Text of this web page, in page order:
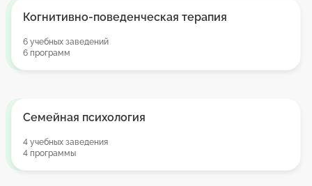
Когнитивно-поведенческая терапия
6 учебных заведений
6 программ
Семейная психология
4 учебных заведения
4 программы